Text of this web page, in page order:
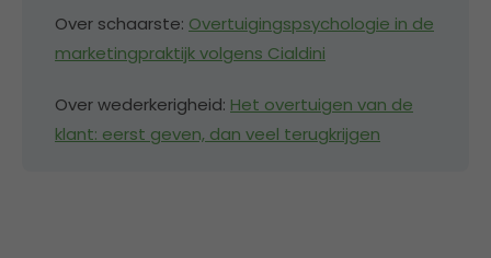
Over schaarste: Overtuigingspsychologie in de
marketingpraktijk volgens Cialdini
Over wederkerigheid: Het overtuigen van de
klant: eerst geven, dan veel terugkrijgen